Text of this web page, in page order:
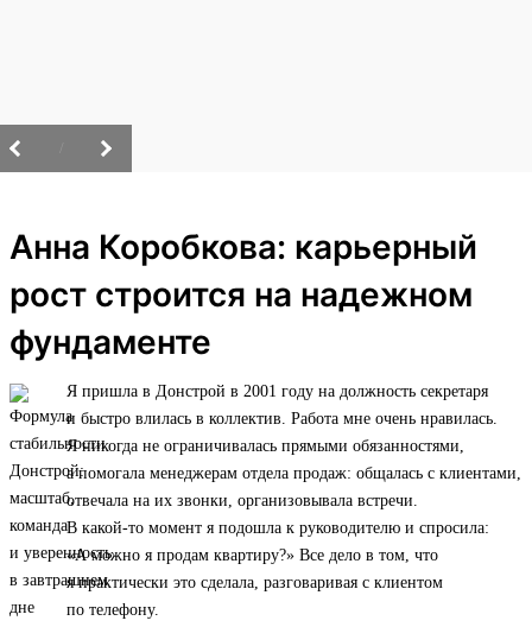
Анна Коробкова: карьерный
рост строится на надежном
фундаменте
Я пришла в Донстрой в 2001 году на должность секретаря
и быстро влилась в коллектив. Работа мне очень нравилась.
Я никогда не ограничивалась прямыми обязанностями,
а помогала менеджерам отдела продаж: общалась с клиентами,
отвечала на их звонки, организовывала встречи.
В какой-то момент я подошла к руководителю и спросила:
«А можно я продам квартиру?» Все дело в том, что
я практически это сделала, разговаривая с клиентом
по телефону.